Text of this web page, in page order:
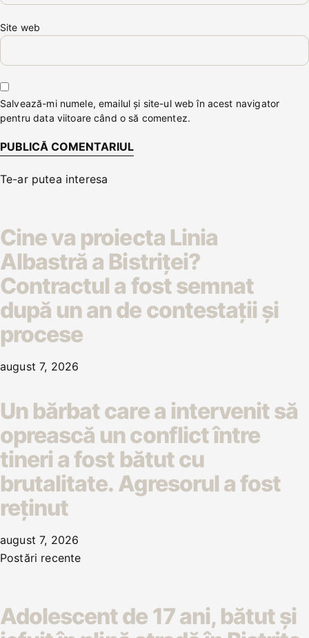
Site web
Salvează-mi numele, emailul și site-ul web în acest navigator
pentru data viitoare când o să comentez.
Te-ar putea interesa
Cine va proiecta Linia
Albastră a Bistriței?
Contractul a fost semnat
după un an de contestații și
procese
august 7, 2026
Un bărbat care a intervenit să
oprească un conflict între
tineri a fost bătut cu
brutalitate. Agresorul a fost
reținut
august 7, 2026
Postări recente
Adolescent de 17 ani, bătut și